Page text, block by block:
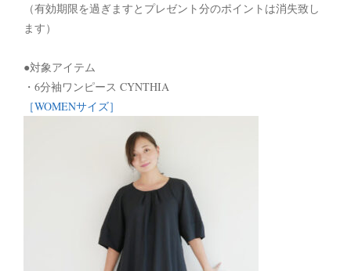
（有効期限を過ぎますとプレゼント分のポイントは消失致し
ます）
●対象アイテム
・6分袖ワンピース CYNTHIA
［WOMENサイズ］